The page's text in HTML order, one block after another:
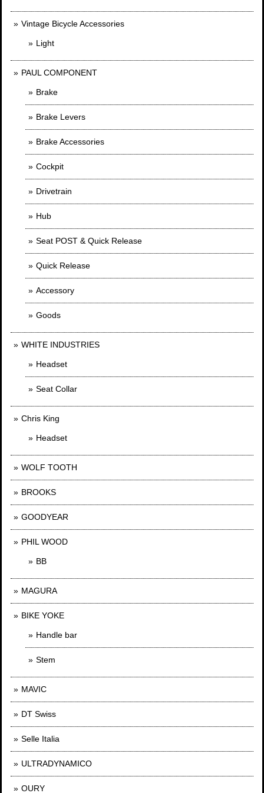
Vintage Bicycle Accessories
Light
PAUL COMPONENT
Brake
Brake Levers
Brake Accessories
Cockpit
Drivetrain
Hub
Seat POST & Quick Release
Quick Release
Accessory
Goods
WHITE INDUSTRIES
Headset
Seat Collar
Chris King
Headset
WOLF TOOTH
BROOKS
GOODYEAR
PHIL WOOD
BB
MAGURA
BIKE YOKE
Handle bar
Stem
MAVIC
DT Swiss
Selle Italia
ULTRADYNAMICO
OURY